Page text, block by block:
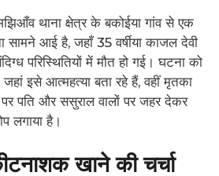
थाना क्षेत्र के बकोईया गांव से एक
सामने आई है, जहाँ 35 वर्षीया काजल देवी
परिस्थितियों में मौत हो गई। घटना को
इसे आत्महत्या बता रहे हैं, वहीं मृतका
पति और ससुराल वालों पर जहर देकर
लगाया है।
खाने की चर्चा